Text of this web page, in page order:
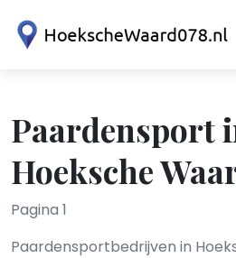
Paardensport
Hoeksche
Pagina 1
Paardensportbedrijven in